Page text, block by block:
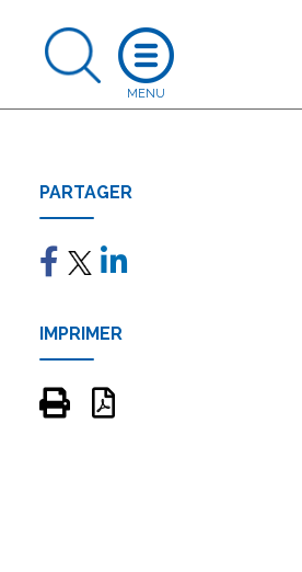
PARTAGER
IMPRIMER